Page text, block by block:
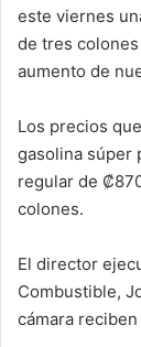
este viernes
de tres
aumento de
Los precios
gasolina súper
regular de
colones.
El director
Combustible,
cámara